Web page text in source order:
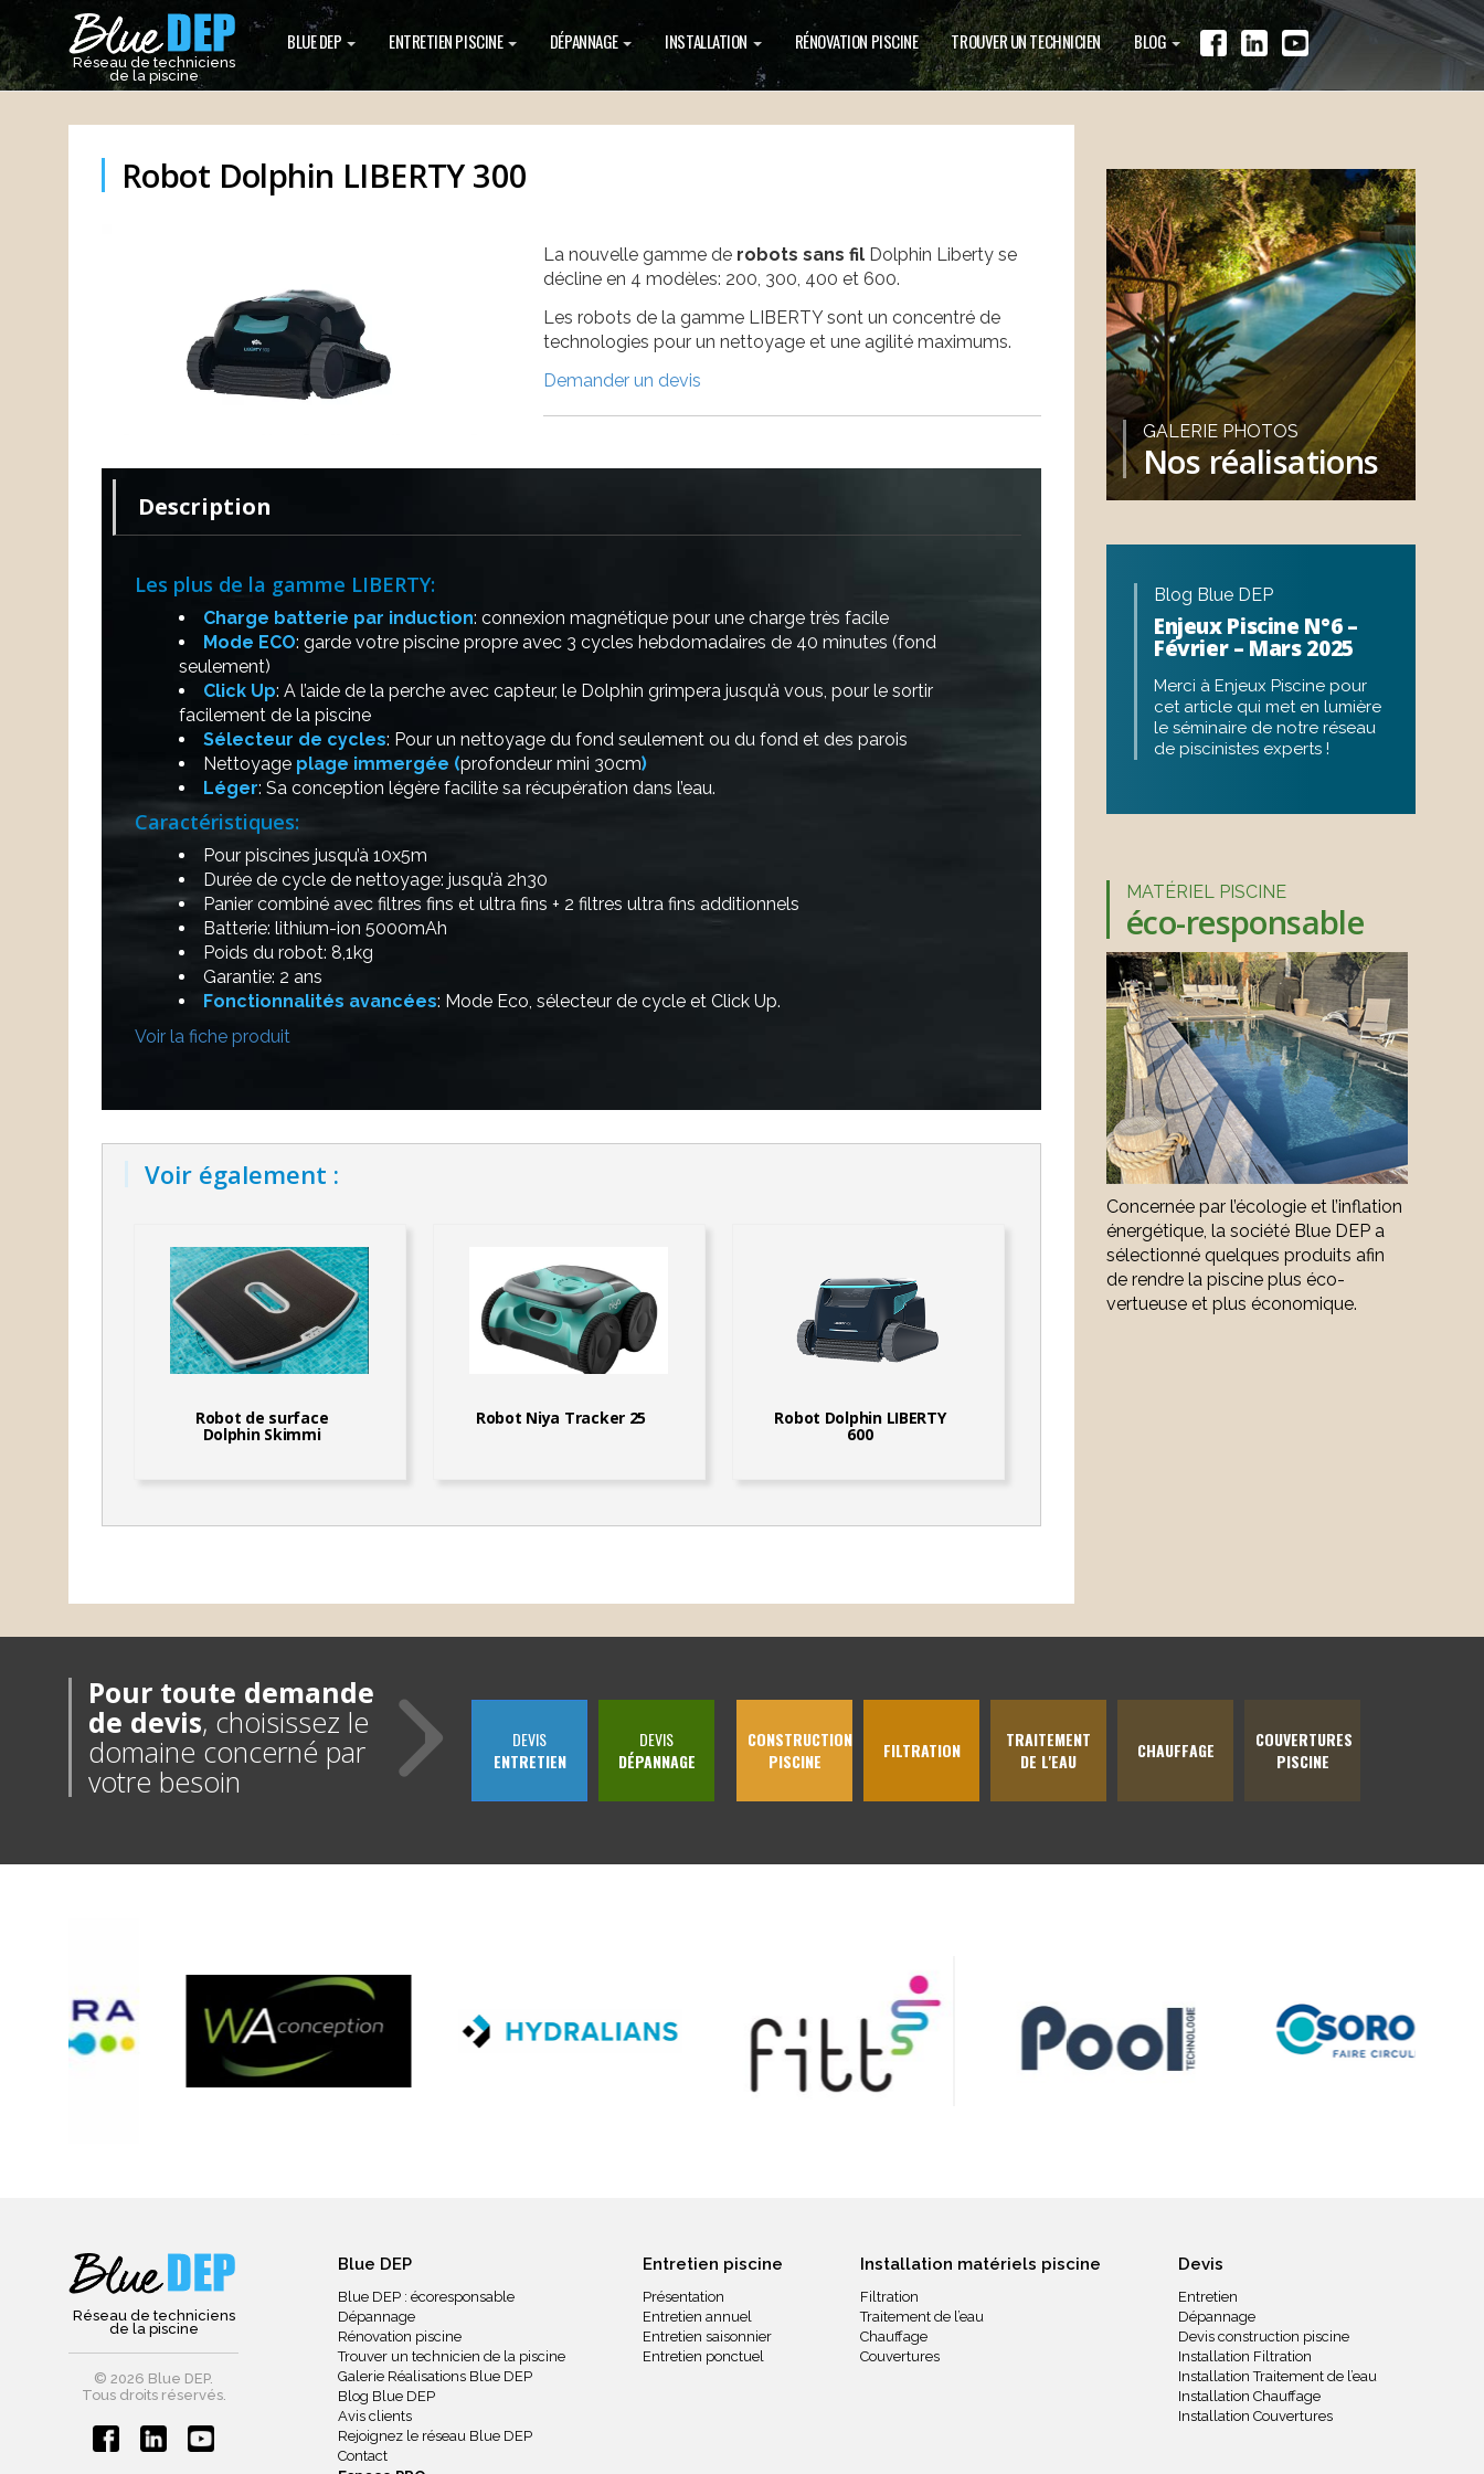
Réseau de techniciens
de la piscine
BLUE DEP ENTRETIEN PISCINE DÉPANNAGE INSTALLATION RÉNOVATION PISCINE TROUVER UN TECHNICIEN BLOG
Robot Dolphin LIBERTY 300
La nouvelle gamme de robots sans filDolphin Liberty se
décline en 4 modèles: 200, 300, 400 et 600.
Les robots de la gamme LIBERTY sont un concentré de
technologies pour un nettoyage et une agilité maximums.
Demander un devis
Description
Les plus de la gamme LIBERTY:
Charge batterie par induction: connexion magnétique pour une charge très facile
Mode ECO: garde votre piscine propre avec 3 cycles hebdomadaires de 40 minutes (fond
seulement)
Click Up: A l’aide de la perche avec capteur, le Dolphin grimpera jusqu’à vous, pour le sortir
facilement de la piscine
Sélecteur de cycles: Pour un nettoyage du fond seulement ou du fond et des parois
Nettoyage plage immergée (profondeur mini 30cm)
Léger: Sa conception légère facilite sa récupération dans l’eau.
Caractéristiques:
Pour piscines jusqu’à 10x5m
Durée de cycle de nettoyage: jusqu’à 2h30
Panier combiné avec filtres fins et ultra fins + 2 filtres ultra fins additionnels
Batterie: lithium-ion 5000mAh
Poids du robot: 8,1kg
Garantie: 2 ans
Fonctionnalités avancées: Mode Eco, sélecteur de cycle et Click Up.
Voir la fiche produit
Voir également :
Robot de surface
Dolphin Skimmi
Robot Niya Tracker 25 Robot Dolphin LIBERTY
600
GALERIE PHOTOS
Nos réalisations
Blog Blue DEP
Enjeux Piscine N°6 –
Février – Mars 2025
Merci à Enjeux Piscine pour
cet article qui met en lumière
le séminaire de notre réseau
de piscinistes experts !
MATÉRIEL PISCINE
éco-responsable
Concernée par l’écologie et l’inflation
énergétique, la société Blue DEP a
sélectionné quelques produits afin
de rendre la piscine plus éco-
vertueuse et plus économique.
Pour toute demande
de devis, choisissez le
domaine concerné par
votre besoin
DEVIS
ENTRETIEN
DEVIS
DÉPANNAGE
CONSTRUCTION
PISCINE
FILTRATION
TRAITEMENT
DE L'EAU
CHAUFFAGE
COUVERTURES
PISCINE
Réseau de techniciens
de la piscine
© 2026 Blue DEP.
Tous droits réservés.
Blue DEP
Blue DEP : écoresponsable
Dépannage
Rénovation piscine
Trouver un technicien de la piscine
Galerie Réalisations Blue DEP
Blog Blue DEP
Avis clients
Rejoignez le réseau Blue DEP
Contact
Entretien piscine
Présentation
Entretien annuel
Entretien saisonnier
Entretien ponctuel
Installation matériels piscine
Filtration
Traitement de l’eau
Chauffage
Couvertures
Devis
Entretien
Dépannage
Devis construction piscine
Installation Filtration
Installation Traitement de l’eau
Installation Chauffage
Installation Couvertures